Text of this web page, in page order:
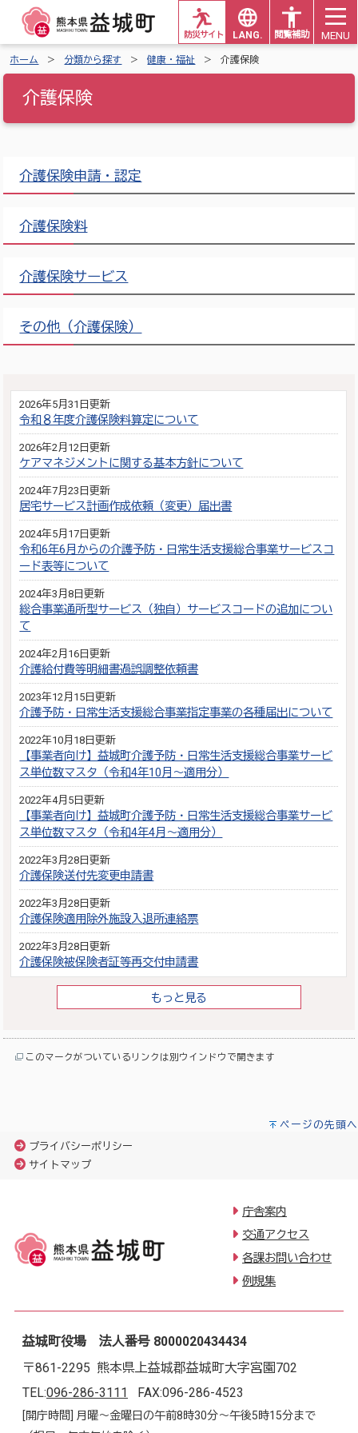
LANG. 閲覧補助
防災サイト MENU
ホーム 分類から探す 健康・福祉 介護保険
介護保険
介護保険申請・認定
介護保険料
介護保険サービス
その他（介護保険）
2026年5月31日更新
令和８年度介護保険料算定について
2026年2月12日更新
ケアマネジメントに関する基本方針について
2024年7月23日更新
居宅サービス計画作成依頼（変更）届出書
2024年5月17日更新
令和6年6月からの介護予防・日常生活支援総合事業サービスコ
ード表等について
2024年3月8日更新
総合事業通所型サービス（独自）サービスコードの追加につい
て
2024年2月16日更新
介護給付費等明細書過誤調整依頼書
2023年12月15日更新
介護予防・日常生活支援総合事業指定事業の各種届出について
2022年10月18日更新
【事業者向け】益城町介護予防・日常生活支援総合事業サービ
ス単位数マスタ（令和4年10月～適用分）
2022年4月5日更新
【事業者向け】益城町介護予防・日常生活支援総合事業サービ
ス単位数マスタ（令和4年4月～適用分）
2022年3月28日更新
介護保険送付先変更申請書
2022年3月28日更新
介護保険適用除外施設入退所連絡票
2022年3月28日更新
介護保険被保険者証等再交付申請書
もっと見る
このマークがついているリンクは別ウインドウで開きます
ページの先頭へ
プライバシーポリシー
サイトマップ
庁舎案内
交通アクセス
各課お問い合わせ
例規集
益城町役場 法人番号 8000020434434
〒861-2295 熊本県上益城郡益城町大字宮園702
TEL:096-286-3111 FAX:096-286-4523
[開庁時間] 月曜～金曜日の午前8時30分～午後5時15分まで